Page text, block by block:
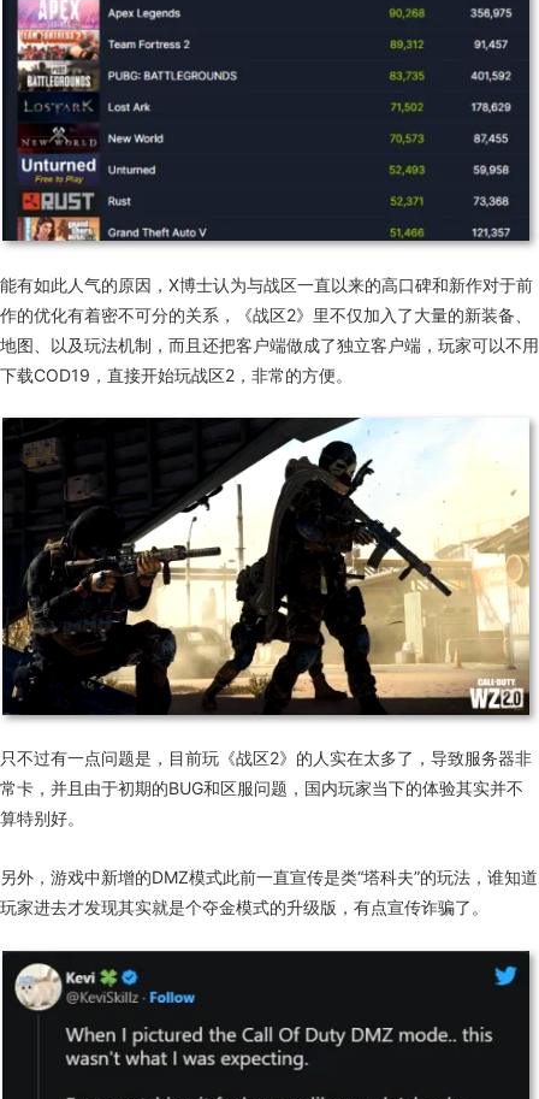
能有如此人气的原因，X博士认为与战区一直以来的高口碑和新作对于前
作的优化有着密不可分的关系，《战区2》里不仅加入了大量的新装备、
地图、以及玩法机制，而且还把客户端做成了独立客户端，玩家可以不用
下载COD19，直接开始玩战区2，非常的方便。
只不过有一点问题是，目前玩《战区2》的人实在太多了，导致服务器非
常卡，并且由于初期的BUG和区服问题，国内玩家当下的体验其实并不
算特别好。
另外，游戏中新增的DMZ模式此前一直宣传是类“塔科夫”的玩法，谁知道
玩家进去才发现其实就是个夺金模式的升级版，有点宣传诈骗了。